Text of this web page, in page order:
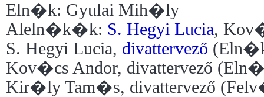
Eln�k: Gyulai Mih�ly
Aleln�k�k: S. Hegyi Lucia,
S. Hegyi Lucia, divattervező
Kov�cs Andor, divattervező
Kir�ly Tam�s, divattervező